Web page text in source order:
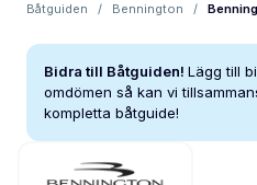
Båtguiden / Bennington /
Bidra till Båtguiden! Lägg till
omdömen så kan vi
kompletta båtguide!